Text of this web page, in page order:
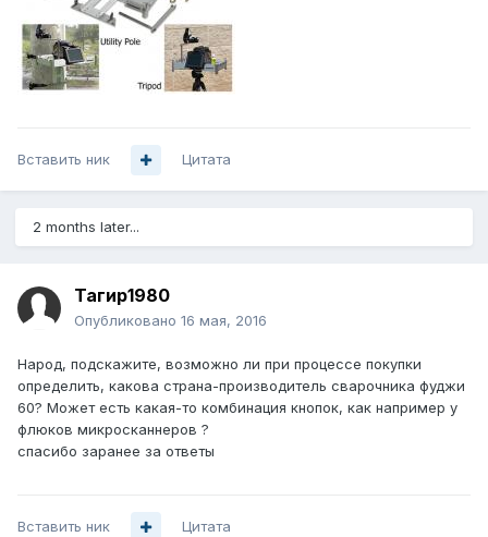
Вставить ник Цитата
2 months later...
Тагир1980
Опубликовано 16 мая, 2016
Народ, подскажите, возможно ли при процессе покупки
определить, какова страна-производитель сварочника фуджи
60? Может есть какая-то комбинация кнопок, как например у
флюков микросканнеров ?
спасибо заранее за ответы
Вставить ник Цитата